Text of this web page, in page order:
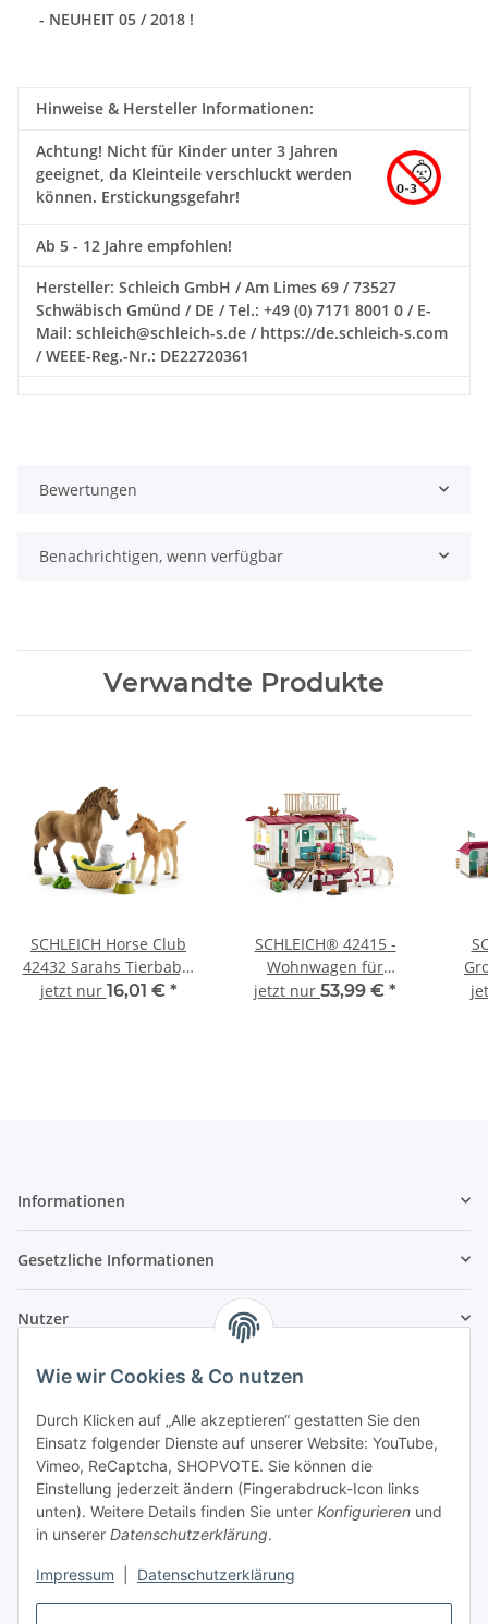
Wie wir Cookies & Co nutzen
Durch Klicken auf „Alle akzeptieren“ gestatten Sie den
Einsatz folgender Dienste auf unserer Website: YouTube,
Vimeo, ReCaptcha, SHOPVOTE. Sie können die
Einstellung jederzeit ändern (Fingerabdruck-Icon links
unten). Weitere Details finden Sie unter Konfigurieren und
in unserer Datenschutzerklärung.
Impressum Datenschutzerklärung
- NEUHEIT 05 / 2018 !
Hinweise & Hersteller Informationen:
Achtung! Nicht für Kinder unter 3 Jahren
geeignet, da Kleinteile verschluckt werden
können. Erstickungsgefahr!
Ab 5 - 12 Jahre empfohlen!
Hersteller: Schleich GmbH / Am Limes 69 / 73527
Schwäbisch Gmünd / DE / Tel.: +49 (0) 7171 8001 0 / E-
Mail: schleich@schleich-s.de / https://de.schleich-s.com
/ WEEE-Reg.-Nr.: DE22720361
Bewertungen
Benachrichtigen, wenn verfügbar
Verwandte Produkte
SCHLEICH Horse Club
42432 Sarahs Tierbaby-
Pflege
jetzt nur 16,01 € *
SCHLEICH® 42415 -
Wohnwagen für
geheime Club-Treffen
jetzt nur 53,99 € *
Informationen
Gesetzliche Informationen
Nutzer